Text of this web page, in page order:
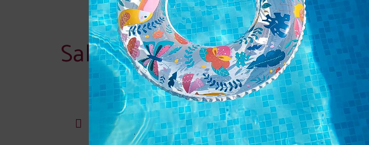
Salón Azurara 150m2
Cocktail
200
Escuela
200